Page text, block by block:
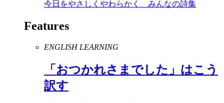
今日をやさしくやわらかく みんなの詩集
Features
ENGLISH LEARNING
「おつかれさまでした」はこう
訳す